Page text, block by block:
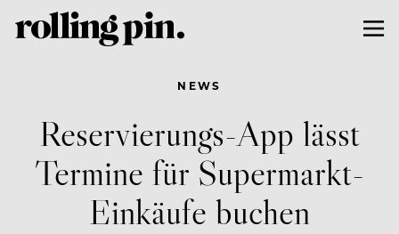
NEWS
Reservierungs-App lässt
Termine für Supermarkt-
Einkäufe buchen